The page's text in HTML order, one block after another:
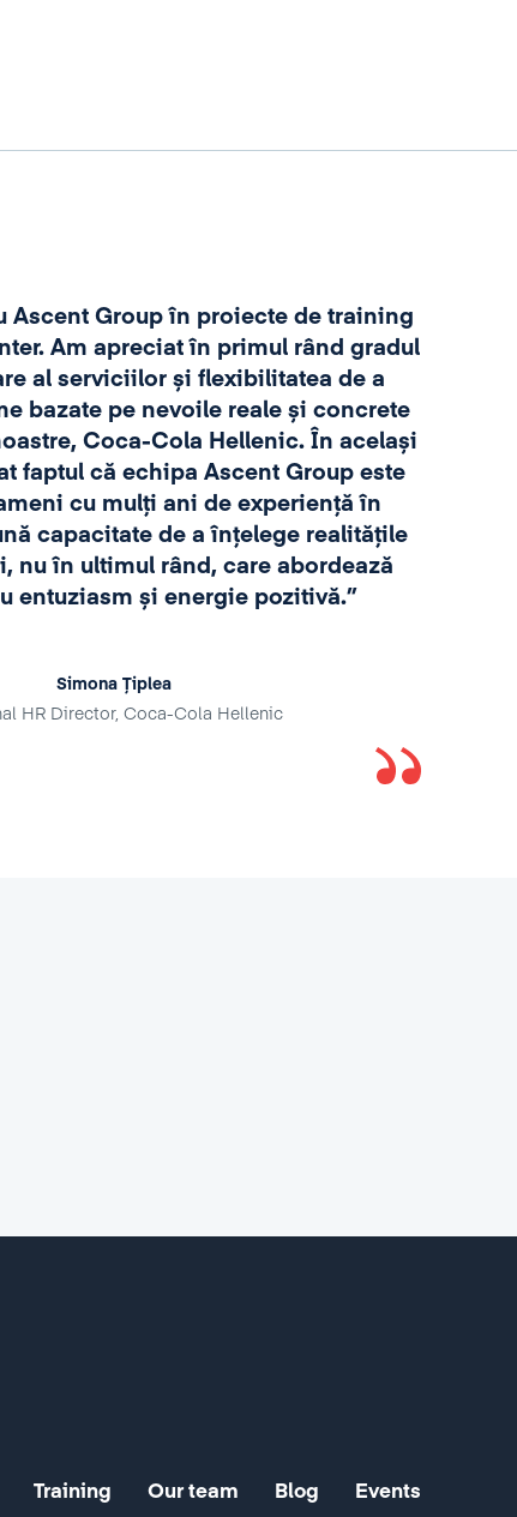
Ascent Group în proiecte de training
Am apreciat în primul rând gradul
al serviciilor și flexibilitatea de a
bazate pe nevoile reale și concrete
Coca-Cola Hellenic. În același
faptul că echipa Ascent Group este
cu mulți ani de experiență în
capacitate de a înțelege realitățile
nu în ultimul rând, care abordează
entuziasm și energie pozitivă.”
Simona Țiplea
HR Director, Coca-Cola Hellenic
Training Our team Blog Events